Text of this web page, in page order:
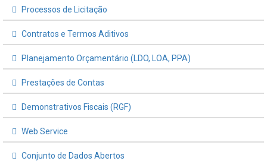
Processos de Licitação
Contratos e Termos Aditivos
Planejamento Orçamentário (LDO, LOA, PPA)
Prestações de Contas
Demonstrativos Fiscais (RGF)
Web Service
Conjunto de Dados Abertos